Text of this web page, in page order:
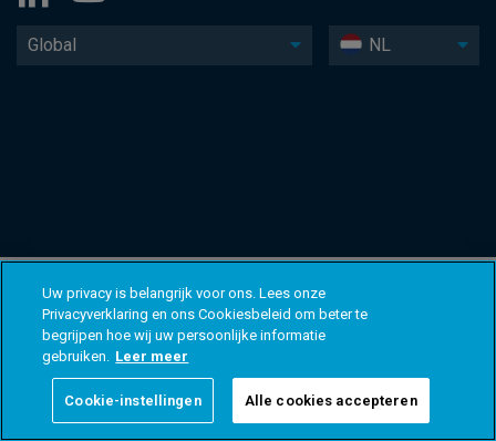
Global NL
Uw privacy is belangrijk voor ons. Lees onze
Privacyverklaring en ons Cookiesbeleid om beter te
begrijpen hoe wij uw persoonlijke informatie
gebruiken. Leer meer
Cookie-instellingen Alle cookies accepteren